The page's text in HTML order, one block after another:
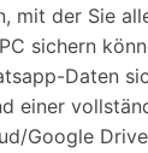
mit der Sie
sichern
Daten
einer
Google